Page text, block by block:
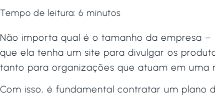
Tempo de leitura: 6 minutos
Não importa qual é o tamanho da empresa
que ela tenha um site para divulgar os
tanto para organizações que atuam em uma
Com isso, é fundamental contratar um plano